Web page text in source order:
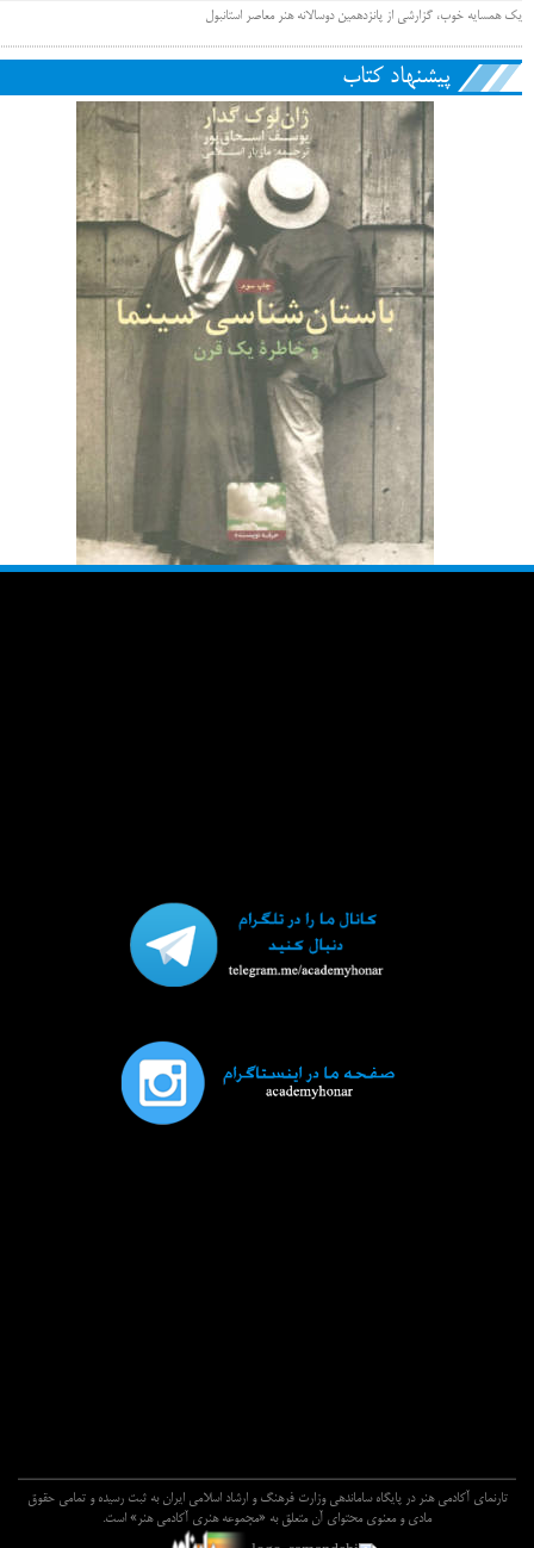
یک همسایه خوب، گزارشی از پانزدهمین دوسالانه هنر معاصر استانبول
پیشنهاد کتاب
تارنماي آکادمي هنر در پايگاه ساماندهي وزارت فرهنگ و ارشاد اسلامي ايران به ثبت رسيده و تمامي حقوق
مادي و معنوي محتواي آن متعلق به «مجموعه هنري آکادمي هنر» است.